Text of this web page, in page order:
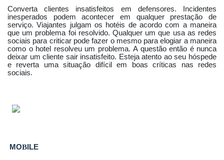
Converta clientes insatisfeitos em defensores. Incidentes
inesperados podem acontecer em qualquer prestação de
serviço. Viajantes julgam os hotéis de acordo com a maneira
que um problema foi resolvido. Qualquer um que usa as redes
sociais para criticar pode fazer o mesmo para elogiar a maneira
como o hotel resolveu um problema. A questão então é nunca
deixar um cliente sair insatisfeito. Esteja atento ao seu hóspede
e reverta uma situação difícil em boas críticas nas redes
sociais.
MOB ILE